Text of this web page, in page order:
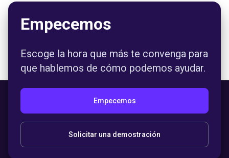
Empecemos
Escoge la hora que más te convenga para
que hablemos de cómo podemos ayudar.
Empecemos
Solicitar una demostración